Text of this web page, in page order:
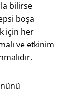
bilirse
boşa
için her
ve etkinim